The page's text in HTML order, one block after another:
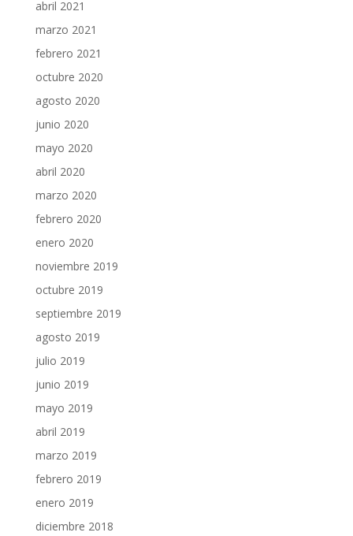
abril 2021
marzo 2021
febrero 2021
octubre 2020
agosto 2020
junio 2020
mayo 2020
abril 2020
marzo 2020
febrero 2020
enero 2020
noviembre 2019
octubre 2019
septiembre 2019
agosto 2019
julio 2019
junio 2019
mayo 2019
abril 2019
marzo 2019
febrero 2019
enero 2019
diciembre 2018